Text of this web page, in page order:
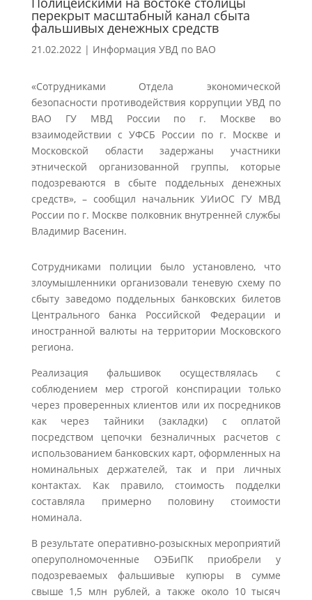
перекрыт масштабный канал сбыта
фальшивых денежных средств
21.02.2022| Информация УВД по ВАО
«Сотрудниками Отдела экономической
безопасности противодействия коррупции УВД по
ВАО ГУ МВД России по г. Москве во
взаимодействии с УФСБ России по г. Москве и
Московской области задержаны участники
этнической организованной группы, которые
подозреваются в сбыте поддельных денежных
средств», – сообщил начальник УИиОС ГУ МВД
России по г. Москве полковник внутренней службы
Владимир Васенин.
Сотрудниками полиции было установлено, что
злоумышленники организовали теневую схему по
сбыту заведомо поддельных банковских билетов
Центрального банка Российской Федерации и
иностранной валюты на территории Московского
региона.
Реализация фальшивок осуществлялась с
соблюдением мер строгой конспирации только
через проверенных клиентов или их посредников
как через тайники (закладки) с оплатой
посредством цепочки безналичных расчетов с
использованием банковских карт, оформленных на
номинальных держателей, так и при личных
контактах. Как правило, стоимость подделки
составляла примерно половину стоимости
номинала.
В результате оперативно-розыскных мероприятий
оперуполномоченные ОЭБиПК приобрели у
подозреваемых фальшивые купюры в сумме
свыше 1,5 млн рублей, а также около 10 тысяч